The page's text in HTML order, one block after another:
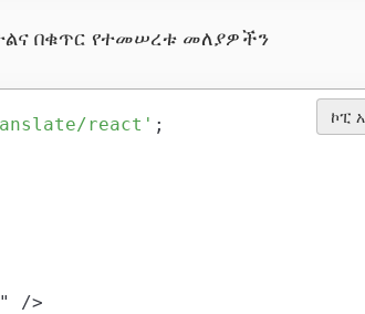
በቁጥር የተመሠረቱ መለያዎችን
ኮፒ
react' ;
"
/>